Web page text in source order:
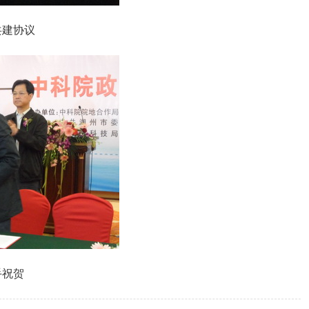
协议
贺